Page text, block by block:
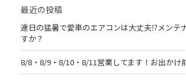
最近の投稿
連日の猛暑で愛車のエアコンは大丈夫⁉メンテ
すか？
8/8・8/9・8/10・8/11営業してます！お出かけ